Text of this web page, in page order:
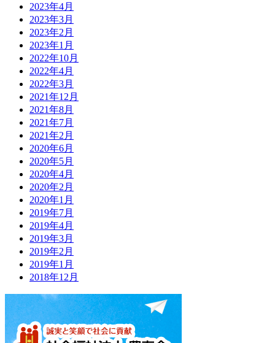
2023年4月
2023年3月
2023年2月
2023年1月
2022年10月
2022年4月
2022年3月
2021年12月
2021年8月
2021年7月
2021年2月
2020年6月
2020年5月
2020年4月
2020年2月
2020年1月
2019年7月
2019年4月
2019年3月
2019年2月
2019年1月
2018年12月